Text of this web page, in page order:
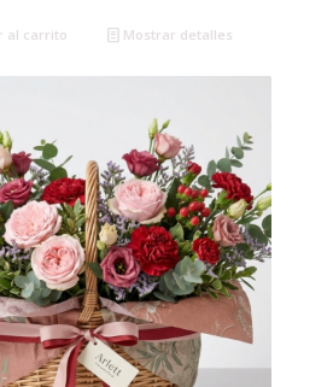
al carrito Mostrar detalles